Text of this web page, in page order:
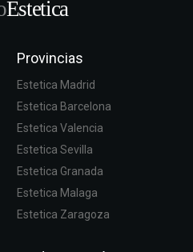
Estetica
Provincias
Estetica Madrid
Estetica Barcelona
Estetica Valencia
Estetica Sevilla
Estetica Granada
Estetica Malaga
Estetica Zaragoza